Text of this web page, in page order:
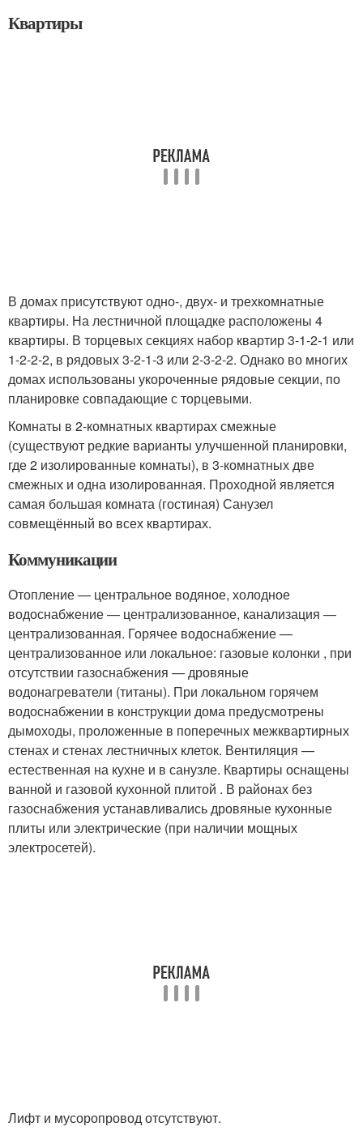
Квартиры
В домах присутствуют одно-, двух- и трехкомнатные
квартиры. На лестничной площадке расположены 4
квартиры. В торцевых секциях набор квартир 3-1-2-1 или
1-2-2-2, в рядовых 3-2-1-3 или 2-3-2-2. Однако во многих
домах использованы укороченные рядовые секции, по
планировке совпадающие с торцевыми.
Комнаты в 2-комнатных квартирах смежные
(существуют редкие варианты улучшенной планировки,
где 2 изолированные комнаты), в 3-комнатных две
смежных и одна изолированная. Проходной является
самая большая комната (гостиная) Санузел
совмещённый во всех квартирах.
Коммуникации
Отопление — центральное водяное, холодное
водоснабжение — централизованное, канализация —
централизованная. Горячее водоснабжение —
централизованное или локальное: газовые колонки , при
отсутствии газоснабжения — дровяные
водонагреватели (титаны). При локальном горячем
водоснабжении в конструкции дома предусмотрены
дымоходы, проложенные в поперечных межквартирных
стенах и стенах лестничных клеток. Вентиляция —
естественная на кухне и в санузле. Квартиры оснащены
ванной и газовой кухонной плитой . В районах без
газоснабжения устанавливались дровяные кухонные
плиты или электрические (при наличии мощных
электросетей).
Лифт и мусоропровод отсутствуют.